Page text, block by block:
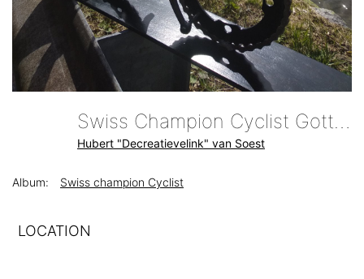
Swiss Champion Cyclist Gotthardpass Switzerland By Decreatievelink NL
Hubert "Decreatievelink" van Soest
Album: Swiss champion Cyclist
LOCATION